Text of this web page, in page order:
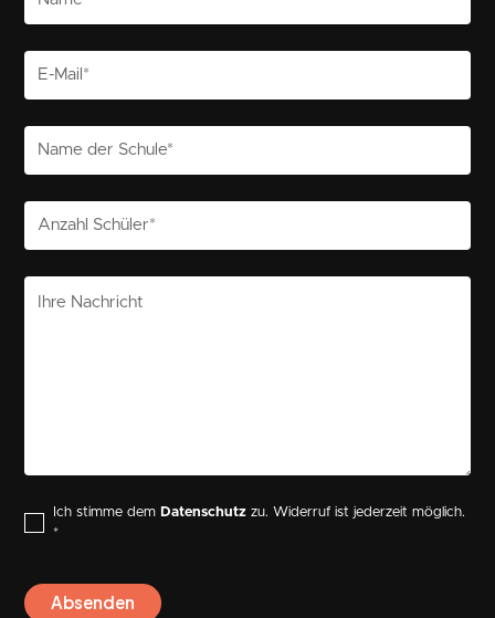
Ich stimme dem Datenschutz zu. Widerruf ist jederzeit möglich.
*